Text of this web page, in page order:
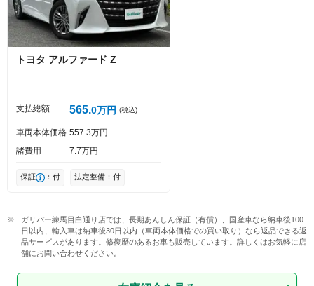
トヨタ アルファード Z
支払総額 565 0万円 (税込)
車両本体価格 557 3万円
諸費用
7 7万円
保証 ：付 法定整備：付
ガリバー練馬目白通り店では、長期あんしん保証（有償）、国産車なら納車後100
日以内、輸入車は納車後30日以内（車両本体価格での買い取り）なら返品できる返
品サービスがあります。修復歴のあるお車も販売しています。詳しくはお気軽に店
舗にお問い合わせください。